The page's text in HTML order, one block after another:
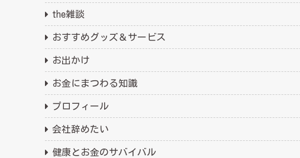
the雑談
おすすめグッズ＆サービス
お出かけ
お金にまつわる知識
プロフィール
会社辞めたい
健康とお金のサバイバル